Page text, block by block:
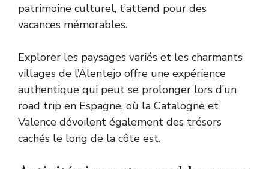
patrimoine culturel, t’attend pour des
vacances mémorables.
Explorer les paysages variés et les charmants
villages de l’Alentejo offre une expérience
authentique qui peut se prolonger lors d’un
road trip en Espagne, où la Catalogne et
Valence dévoilent également des trésors
cachés le long de la côte est.